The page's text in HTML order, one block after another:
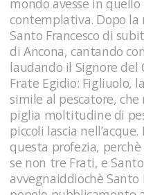
mondo avesse in
contemplativa. Dopo la
Santo Francesco di
di Ancona, cantando
laudando il Signore del
Frate Egidio: Figliuolo,
simile al pescatore,
piglia moltitudine di
piccoli lascia
questa profezia, perchè
se non tre Frati, e Santo
avvegnaiddiochè Santo